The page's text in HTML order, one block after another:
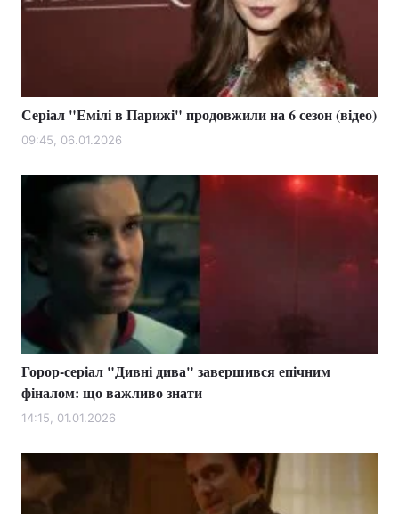
Серіал "Емілі в Парижі" продовжили на 6 сезон (відео)
09:45, 06.01.2026
Горор-серіал "Дивні дива" завершився епічним
фіналом: що важливо знати
14:15, 01.01.2026